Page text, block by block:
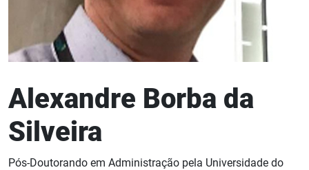
Alexandre Borba da
Silveira
Pós-Doutorando em Administração pela Universidade do